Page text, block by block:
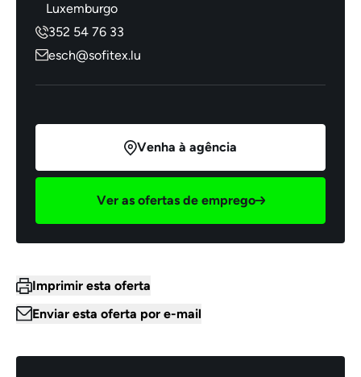
Luxemburgo
352 54 76 33
esch@sofitex.lu
Venha à agência
Ver as ofertas de emprego
Imprimir esta oferta
Enviar esta oferta por e-mail